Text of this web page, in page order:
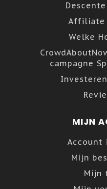
Affiliate
Welke
campagne
MIJN
Account
Mijn
Mijn